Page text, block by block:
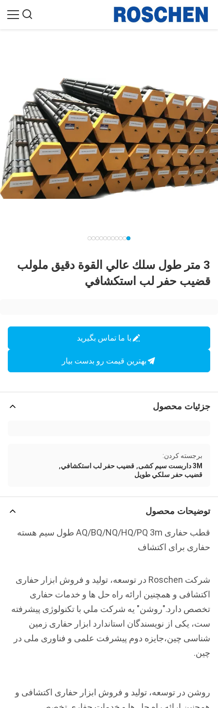
3 متر طول سلك عالي القوة دقيق ملولب
قضيب حفر لب استكشافي
با ما تماس بگیرید
بهترین قیمت رو بدست بیار
جزئیات محصول
برجسته کردن:
3M داربست سیم کشی
, قضيب حفر لب استكشافي,
قضيب حفر سلكي طويل
توضیحات محصول
قطب حفاری AQ/BQ/NQ/HQ/PQ 3m طول سیم هسته
حفاری برای اکتشاف
شرکت Roschen در توسعه، تولید و فروش ابزار حفاری
اکتشافی و همچنین ارائه راه حل ها و خدمات حفاری
تخصص دارد."روشن" يه شرکت ملي با تکنولوژی پیشرفته
ست، یکی از نویسندگان استاندارد ابزار حفاری زمین
شناسی چین،جایزه دوم پیشرفت علمی و فناوری ملی در
چین.
روشن در توسعه، تولید و فروش ابزار حفاری اکتشافی و